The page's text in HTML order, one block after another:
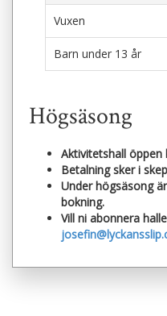
Vuxen
Barn under 13 år
Högsäsong
Aktivitetshall öppen
Betalning sker i
Under högsäsong
bokning.
Vill ni abonnera